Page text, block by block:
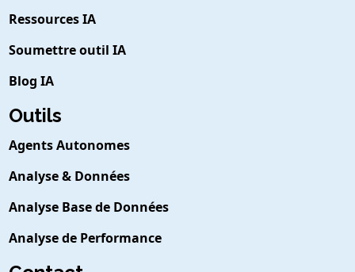
Ressources IA
Soumettre outil IA
Blog IA
Outils
Agents Autonomes
Analyse & Données
Analyse Base de Données
Analyse de Performance